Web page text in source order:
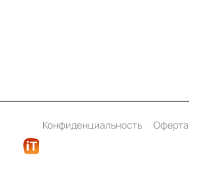
Конфиденциальность
Оферта